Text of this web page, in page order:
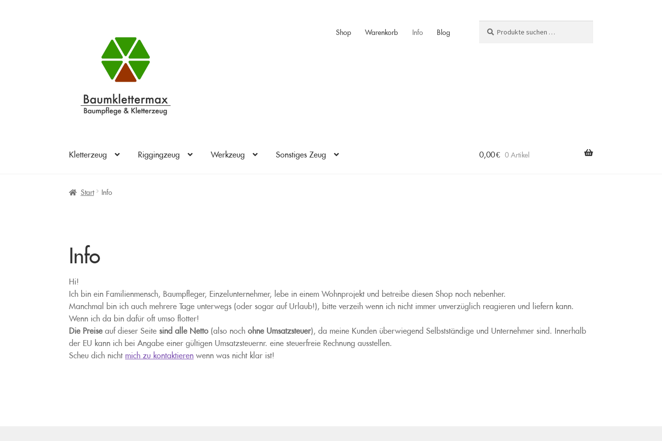
Shop Warenkorb Info Blog Suchen
nach:
Kletterzeug Riggingzeug Werkzeug Sonstiges Zeug 0,00€ 0 Artikel
Start Info
Info
Hi!
Ich bin ein Familienmensch, Baumpfleger, Einzelunternehmer, lebe in einem Wohnprojekt und betreibe diesen Shop noch nebenher.
Manchmal bin ich auch mehrere Tage unterwegs (oder sogar auf Urlaub!), bitte verzeih wenn ich nicht immer unverzüglich reagieren und liefern kann.
Wenn ich da bin dafür oft umso flotter!
Die Preiseauf dieser Seitesind alle Netto(also nochohne Umsatzsteuer), da meine Kunden überwiegend Selbstständige und Unternehmer sind. Innerhalb
der EU kann ich bei Angabe einer gültigen Umsatzsteuernr. eine steuerfreie Rechnung ausstellen.
Scheu dich nichtmich zu kontaktierenwenn was nicht klar ist!